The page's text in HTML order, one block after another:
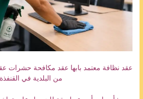
عقد نظافة معتمد بابها عقد مكافحة حشرات
من البلدية في القنفذة